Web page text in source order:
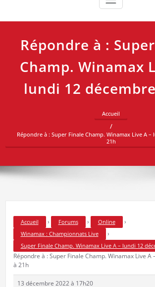
Répondre à :
Champ. Winamax
lundi 12
Accueil
Répondre à : Super Finale Champ. Winamax Live A –
21h
Accueil › Forums › Online ›
Winamax : Championnats Live ›
Super Finale Champ. Winamax Live A – lundi 12
Répondre à : Super Finale Champ. Winamax Live A
à 21h
13 décembre 2022 à 17h20